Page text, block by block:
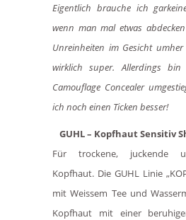
Eigentlich brauche ich
wenn man mal etwas
Unreinheiten im Gesicht
wirklich super. Allerdings
Camouflage Concealer
ich noch einen Ticken besser!
GUHL – Kopfhaut Sensitiv
Für trockene, juckende
Kopfhaut. Die GUHL Linie
mit Weissem Tee und
Kopfhaut mit einer